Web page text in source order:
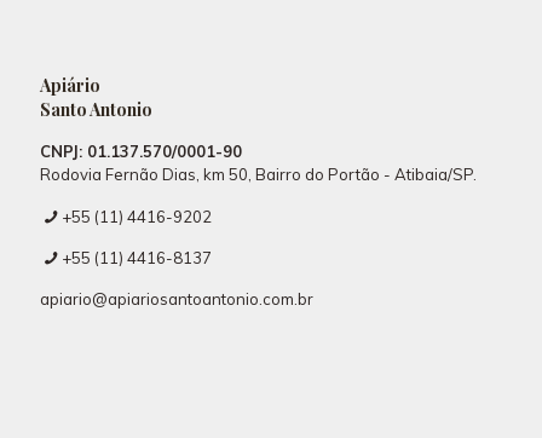
Apiário
Santo Antonio
CNPJ: 01.137.570/0001-90
Rodovia Fernão Dias, km 50, Bairro do Portão - Atibaia/SP.
+55 (11) 4416-9202
+55 (11) 4416-8137
apiario@apiariosantoantonio.com.br